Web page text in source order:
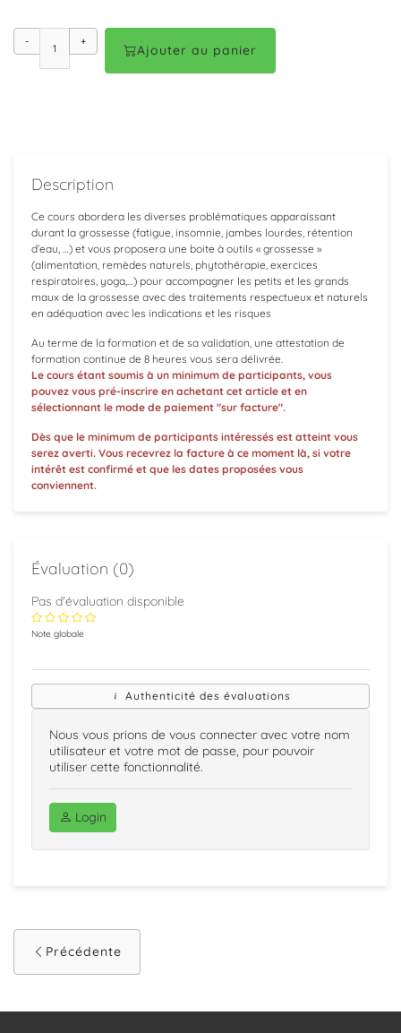
- +
Ajouter au panier
Description
Ce cours abordera les diverses problématiques apparaissant
durant la grossesse (fatigue, insomnie, jambes lourdes, rétention
d’eau, …) et vous proposera une boite à outils « grossesse »
(alimentation, remèdes naturels, phytothérapie, exercices
respiratoires, yoga,…) pour accompagner les petits et les grands
maux de la grossesse avec des traitements respectueux et naturels
en adéquation avec les indications et les risques
Au terme de la formation et de sa validation, une attestation de
formation continue de 8 heures vous sera délivrée.
Le cours étant soumis à un minimum de participants, vous
pouvez vous pré-inscrire en achetant cet article et en
sélectionnant le mode de paiement "sur facture".
Dès que le minimum de participants intéressés est atteint vous
serez averti. Vous recevrez la facture à ce moment là, si votre
intérêt est confirmé et que les dates proposées vous
conviennent.
Évaluation (0)
Pas d'évaluation disponible
Note globale
Authenticité des évaluations
Nous vous prions de vous connecter avec votre nom
utilisateur et votre mot de passe, pour pouvoir
utiliser cette fonctionnalité.
Login
Précédente